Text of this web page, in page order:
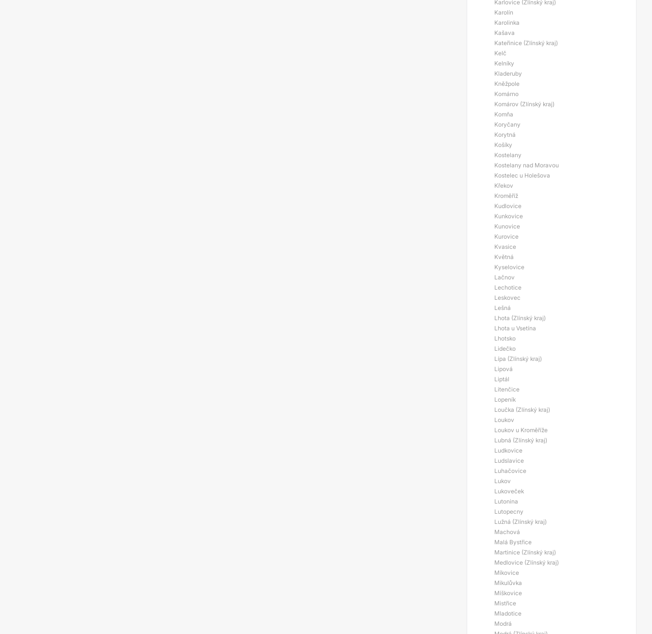
Karlovice (Zlínský kraj)
Karolín
Karolinka
Kašava
Kateřinice (Zlínský kraj)
Kelč
Kelníky
Kladeruby
Kněžpole
Komárno
Komárov (Zlínský kraj)
Komňa
Koryčany
Korytná
Košíky
Kostelany
Kostelany nad Moravou
Kostelec u Holešova
Křekov
Kroměříž
Kudlovice
Kunkovice
Kunovice
Kurovice
Kvasice
Květná
Kyselovice
Lačnov
Lechotice
Leskovec
Lešná
Lhota (Zlínský kraj)
Lhota u Vsetína
Lhotsko
Lidečko
Lípa (Zlínský kraj)
Lipová
Liptál
Litenčice
Lopeník
Loučka (Zlínský kraj)
Loukov
Loukov u Kroměříže
Lubná (Zlínský kraj)
Ludkovice
Ludslavice
Luhačovice
Lukov
Lukoveček
Lutonina
Lutopecny
Lužná (Zlínský kraj)
Machová
Malá Bystřice
Martinice (Zlínský kraj)
Medlovice (Zlínský kraj)
Míkovice
Mikulůvka
Míškovice
Mistřice
Mladotice
Modrá